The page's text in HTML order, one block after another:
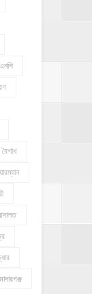
বৈশাখ
মাদারগঞ্জ